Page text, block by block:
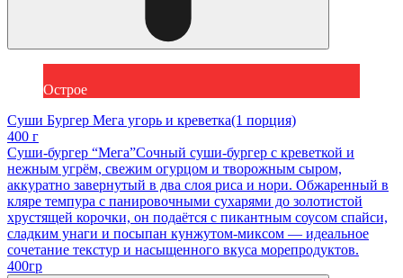
Острое
Суши Бургер Мега угорь и креветка(1 порция)
400 г
Суши-бургер “Мега”Сочный суши-бургер с креветкой и
нежным угрём, свежим огурцом и творожным сыром,
аккуратно завернутый в два слоя риса и нори. Обжаренный в
кляре темпура с панировочными сухарями до золотистой
хрустящей корочки, он подаётся с пикантным соусом спайси,
сладким унаги и посыпан кунжутом-миксом — идеальное
сочетание текстур и насыщенного вкуса морепродуктов.
400гр